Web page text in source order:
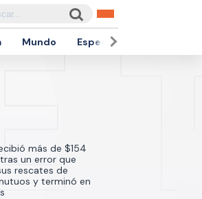
Mundo Espectáculos
más de $154
un error que
rescates de
y terminó en